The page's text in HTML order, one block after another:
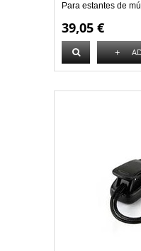
Para estantes de
39,05 €
+